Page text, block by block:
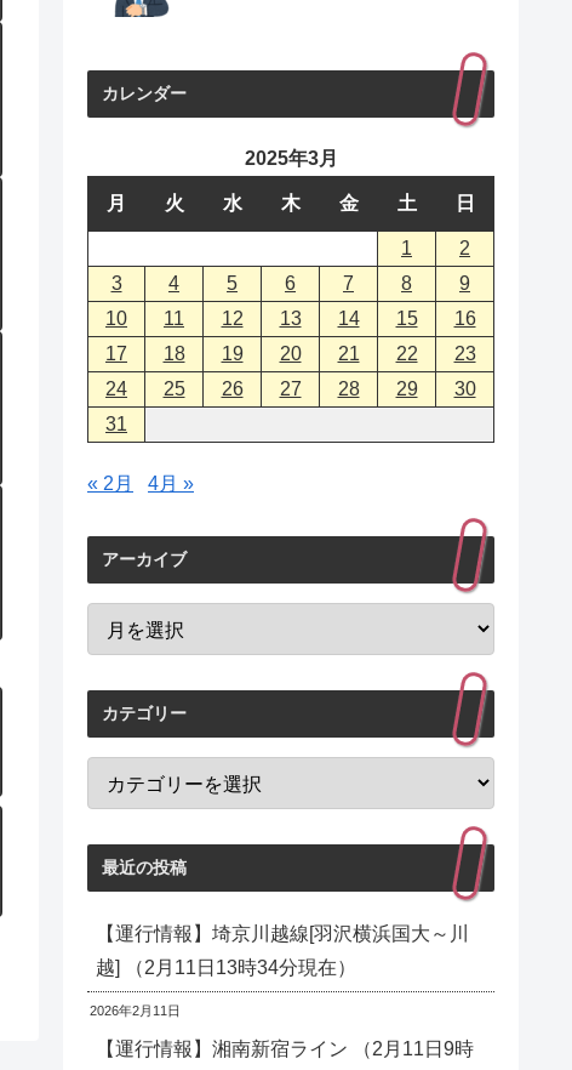
カレンダー
2025年3月
月 火 水 木 金 土 日
1
2
3
4 5 6 7 8
9
10
11 12 13 14 15
16
17
18 19 20 21 22
23
24
25 26 27 28 29
30
31
« 2月 4月 »
アーカイブ
カテゴリー
最近の投稿
【運行情報】埼京川越線[羽沢横浜国大～川
越] （2月11日13時34分現在）
2026年2月11日
【運行情報】湘南新宿ライン （2月11日9時